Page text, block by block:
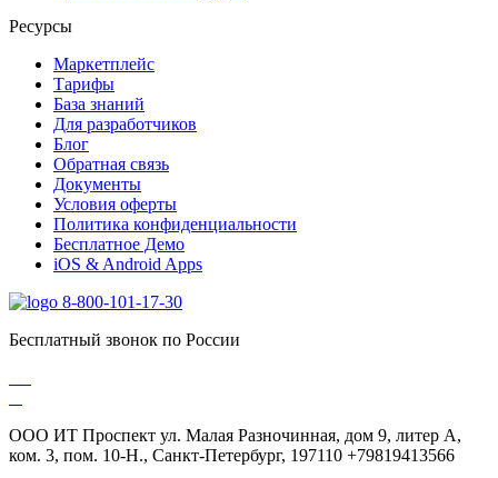
Ресурсы
Маркетплейс
Тарифы
База знаний
Для разработчиков
Блог
Обратная связь
Документы
Условия оферты
Политика конфиденциальности
Бесплатное Демо
iOS & Android Apps
8-800-101-17-30
Бесплатный звонок по России
ООО ИТ Проспект ул. Малая Разночинная, дом 9, литер А,
ком. 3, пом. 10-Н., Санкт-Петербург, 197110 +79819413566